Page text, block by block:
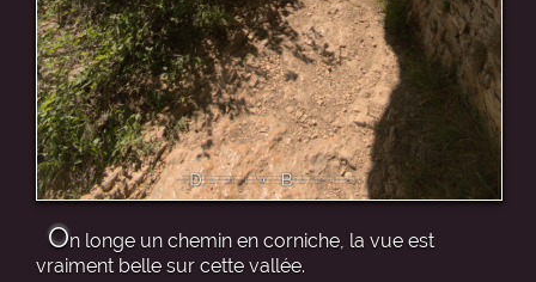
On longe un chemin en corniche, la vue est
vraiment belle sur cette vallée.